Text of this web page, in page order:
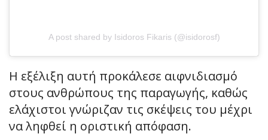
A post shared by Isidoros Fikaris (@isidorosf)
Η εξέλιξη αυτή προκάλεσε αιφνιδιασμό
στους ανθρώπους της παραγωγής, καθώς
ελάχιστοι γνώριζαν τις σκέψεις του μέχρι
να ληφθεί η οριστική απόφαση.